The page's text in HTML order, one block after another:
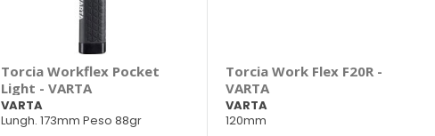
Torcia Workflex Pocket
Light - VARTA
VARTA
Lungh. 173mm Peso 88gr
Torcia Work Flex F20R -
VARTA
VARTA
120mm